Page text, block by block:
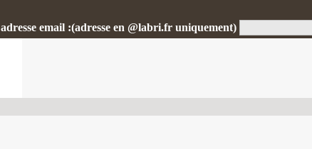
adresse email :(adresse en @labri.fr uniquement)